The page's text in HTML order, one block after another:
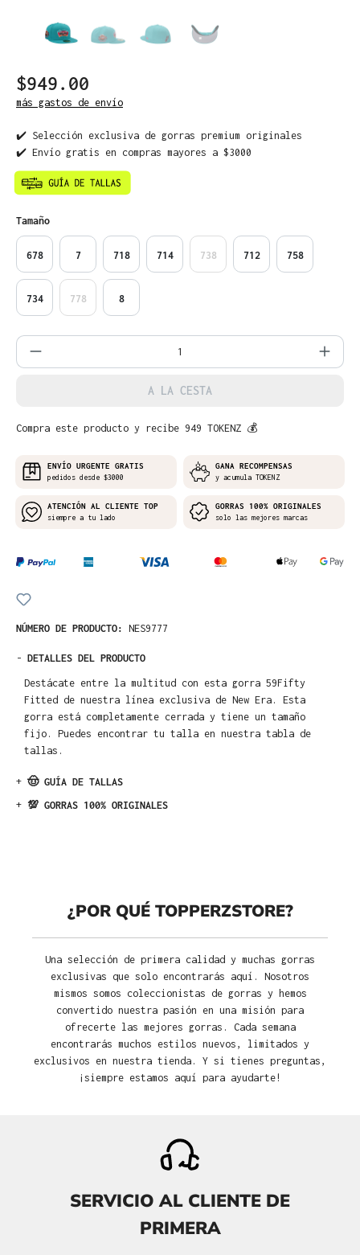
$949.00
más gastos de envío
✔️ Selección exclusiva de gorras premium originales
✔️ Envío gratis en compras mayores a $3000
Seleccione
Tamaño
678 7 718 714 738 712 758
734 778 8
Cantidad del producto: introduce la
A LA CESTA
Compra este producto y recibe 949 TOKENZ 💰
ENVÍO URGENTE GRATIS
pedidos desde $3000
GANA RECOMPENSAS
y acumula TOKENZ
ATENCIÓN AL CLIENTE TOP
siempre a tu lado
GORRAS 100% ORIGINALES
solo las mejores marcas
NÚMERO DE PRODUCTO: NES9777
- DETALLES DEL PRODUCTO
Destácate entre la multitud con esta gorra 59Fifty
Fitted de nuestra línea exclusiva de New Era. Esta
gorra está completamente cerrada y tiene un tamaño
fijo. Puedes encontrar tu talla en nuestra tabla de
tallas.
+ 🤠 GUÍA DE TALLAS
+ 💯 GORRAS 100% ORIGINALES
¿POR QUÉ TOPPERZSTORE?
Una selección de primera calidad y muchas gorras
exclusivas que solo encontrarás aquí. Nosotros
mismos somos coleccionistas de gorras y hemos
convertido nuestra pasión en una misión para
ofrecerte las mejores gorras. Cada semana
encontrarás muchos estilos nuevos, limitados y
exclusivos en nuestra tienda. Y si tienes preguntas,
¡siempre estamos aquí para ayudarte!
SERVICIO AL CLIENTE DE
PRIMERA